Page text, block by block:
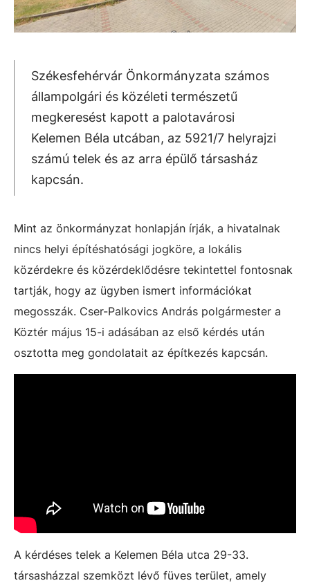
Székesfehérvár Önkormányzata számos
állampolgári és közéleti természetű
megkeresést kapott a palotavárosi
Kelemen Béla utcában, az 5921/7 helyrajzi
számú telek és az arra épülő társasház
kapcsán.
Mint az önkormányzat honlapján írják, a hivatalnak
nincs helyi építéshatósági jogköre, a lokális
közérdekre és közérdeklődésre tekintettel fontosnak
tartják, hogy az ügyben ismert információkat
megosszák. Cser-Palkovics András polgármester a
Köztér május 15-i adásában az első kérdés után
osztotta meg gondolatait az építkezés kapcsán.
A kérdéses telek a Kelemen Béla utca 29-33.
társasházzal szemközt lévő füves terület, amely